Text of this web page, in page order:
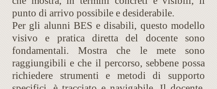
punto di arrivo possibile e desiderabile.
Per gli alunni BES e disabili, questo modello
visivo e pratica diretta del docente sono
fondamentali. Mostra che le mete sono
raggiungibili e che il percorso, sebbene possa
richiedere strumenti e metodi di supporto